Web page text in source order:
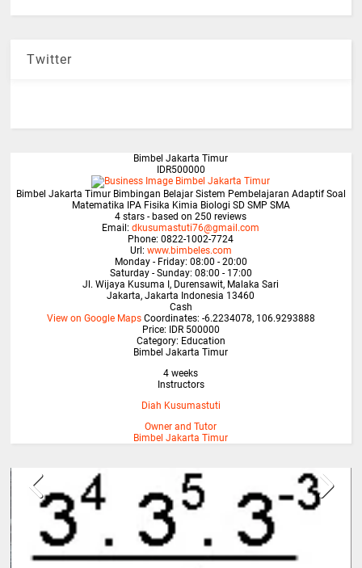
Twitter
Bimbel Jakarta Timur
IDR500000
Bimbel Jakarta Timur Bimbingan Belajar Sistem Pembelajaran Adaptif Soal
Matematika IPA Fisika Kimia Biologi SD SMP SMA
4 stars - based on250 reviews
Email:dkusumastuti76@gmail.com
Phone:0822-1002-7724
Url: www.bimbeles.com
Monday - Friday: 08:00 - 20:00
Saturday - Sunday: 08:00 - 17:00
Jl. Wijaya Kusuma I, Durensawit, Malaka Sari
Jakarta,Jakarta Indonesia 13460
Cash
View on Google Maps Coordinates: -6.2234078, 106.9293888
Price: IDR 500000
Category: Education
Bimbel Jakarta Timur
4 weeks
Instructors
Diah Kusumastuti
Owner and Tutor
Bimbel Jakarta Timur